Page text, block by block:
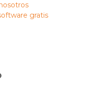
gratis